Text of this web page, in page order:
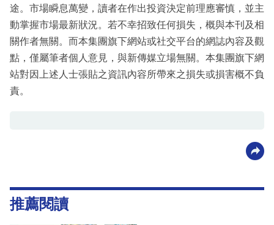
途。市場瞬息萬變，讀者在作出投資決定前理應審慎，並主
動掌握市場最新狀況。若不幸招致任何損失，概與本刊及相
關作者無關。而本集團旗下網站或社交平台的網誌內容及觀
點，僅屬筆者個人意見，與新傳媒立場無關。本集團旗下網
站對因上述人士張貼之資訊內容所帶來之損失或損害概不負
責。
推薦閱讀